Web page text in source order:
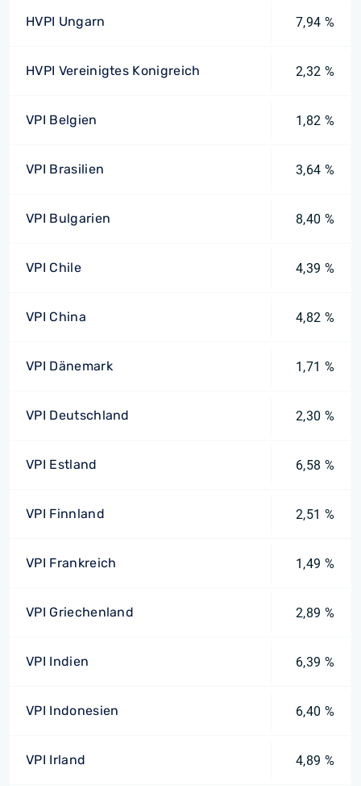
HVPI Ungarn 7,94 %
HVPI Vereinigtes Konigreich 2,32 %
VPI Belgien 1,82 %
VPI Brasilien 3,64 %
VPI Bulgarien 8,40 %
VPI Chile 4,39 %
VPI China 4,82 %
VPI Dänemark 1,71 %
VPI Deutschland 2,30 %
VPI Estland 6,58 %
VPI Finnland 2,51 %
VPI Frankreich 1,49 %
VPI Griechenland 2,89 %
VPI Indien 6,39 %
VPI Indonesien 6,40 %
VPI Irland 4,89 %